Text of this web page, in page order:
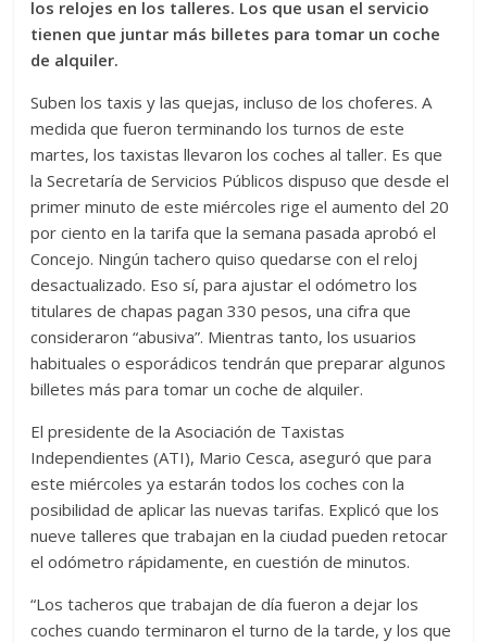
los relojes en los talleres. Los que usan el servicio
tienen que juntar más billetes para tomar un coche
de alquiler.
Suben los taxis y las quejas, incluso de los choferes. A
medida que fueron terminando los turnos de este
martes, los taxistas llevaron los coches al taller. Es que
la Secretaría de Servicios Públicos dispuso que desde el
primer minuto de este miércoles rige el aumento del 20
por ciento en la tarifa que la semana pasada aprobó el
Concejo. Ningún tachero quiso quedarse con el reloj
desactualizado. Eso sí, para ajustar el odómetro los
titulares de chapas pagan 330 pesos, una cifra que
consideraron “abusiva”. Mientras tanto, los usuarios
habituales o esporádicos tendrán que preparar algunos
billetes más para tomar un coche de alquiler.
El presidente de la Asociación de Taxistas
Independientes (ATI), Mario Cesca, aseguró que para
este miércoles ya estarán todos los coches con la
posibilidad de aplicar las nuevas tarifas. Explicó que los
nueve talleres que trabajan en la ciudad pueden retocar
el odómetro rápidamente, en cuestión de minutos.
“Los tacheros que trabajan de día fueron a dejar los
coches cuando terminaron el turno de la tarde, y los que